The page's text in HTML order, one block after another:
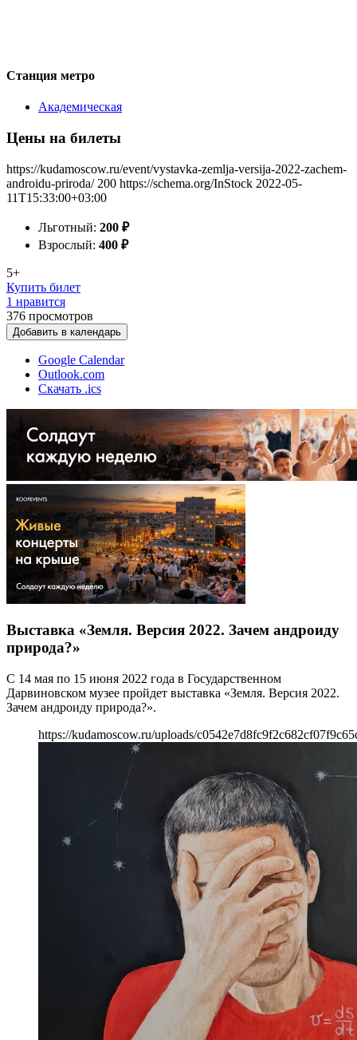
Станция метро
Академическая
Цены на билеты
https://kudamoscow.ru/event/vystavka-zemlja-versija-2022-zachem-
androidu-priroda/ 200 https://schema.org/InStock 2022-05-
11T15:33:00+03:00
Льготный: 200 ₽
Взрослый: 400 ₽
5+
Купить билет
1 нравится
376 просмотров
Добавить в календарь
Google Calendar
Outlook.com
Скачать .ics
Выставка «Земля. Версия 2022. Зачем андроиду
природа?»
С 14 мая по 15 июня 2022 года в Государственном
Дарвиновском музее пройдет выставка «Земля. Версия 2022.
Зачем андроиду природа?».
https://kudamoscow.ru/uploads/